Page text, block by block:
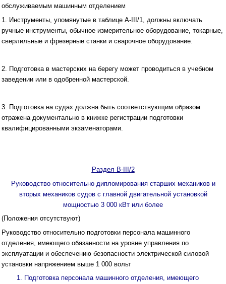
обслуживаемым машинным отделением
1. Инструменты, упомянутые в таблице A-III/1, должны включать
ручные инструменты, обычное измерительное оборудование, токарные,
сверлильные и фрезерные станки и сварочное оборудование.
2. Подготовка в мастерских на берегу может проводиться в учебном
заведении или в одобренной мастерской.
3. Подготовка на судах должна быть соответствующим образом
отражена документально в книжке регистрации подготовки
квалифицированными экзаменаторами.
Раздел B-III/2
Руководство относительно дипломирования старших механиков и
вторых механиков судов с главной двигательной установкой
мощностью 3 000 кВт или более
(Положения отсутствуют)
Руководство относительно подготовки персонала машинного
отделения, имеющего обязанности на уровне управления по
эксплуатации и обеспечению безопасности электрической силовой
установки напряжением выше 1 000 вольт
1. Подготовка персонала машинного отделения, имеющего